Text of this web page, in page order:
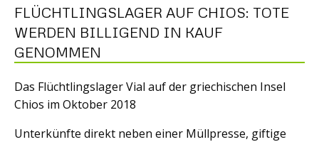
FLÜCHTLINGSLAGER AUF CHIOS: TOTE
WERDEN BILLIGEND IN KAUF
GENOMMEN
Das Flüchtlingslager Vial auf der griechischen Insel
Chios im Oktober 2018
Unterkünfte direkt neben einer Müllpresse, giftige